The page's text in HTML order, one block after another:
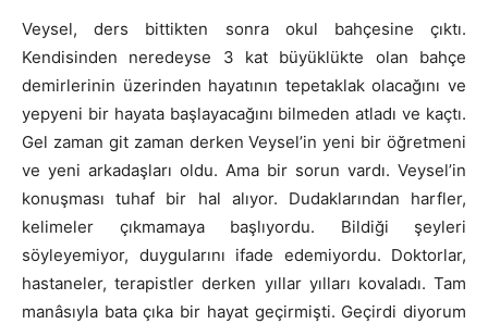
Veysel, ders bittikten sonra okul bahçesine çıktı.
Kendisinden neredeyse 3 kat büyüklükte olan bahçe
demirlerinin üzerinden hayatının tepetaklak olacağını ve
yepyeni bir hayata başlayacağını bilmeden atladı ve kaçtı.
Gel zaman git zaman derken Veysel’in yeni bir öğretmeni
ve yeni arkadaşları oldu. Ama bir sorun vardı. Veysel’in
konuşması tuhaf bir hal alıyor. Dudaklarından harfler,
kelimeler çıkmamaya başlıyordu. Bildiği şeyleri
söyleyemiyor, duygularını ifade edemiyordu. Doktorlar,
hastaneler, terapistler derken yıllar yılları kovaladı. Tam
manâsıyla bata çıka bir hayat geçirmişti. Geçirdi diyorum